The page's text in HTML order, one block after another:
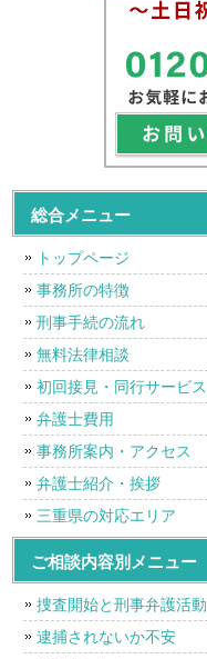
総合メニュー
トップページ
事務所の特徴
刑事手続の流れ
無料法律相談
初回接見・同行サービス
弁護士費用
事務所案内・アクセス
弁護士紹介・挨拶
三重県の対応エリア
ご相談内容別メニュー
捜査開始と刑事弁護活動
逮捕されないか不安